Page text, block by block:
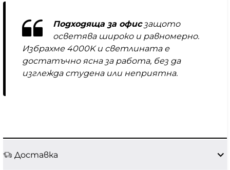
Подходяща за офисзащото
осветява широко и равномерно.
Избрахме 4000K и светлината е
достатъчно ясна за работа, без да
изглежда студена или неприятна.
Доставка